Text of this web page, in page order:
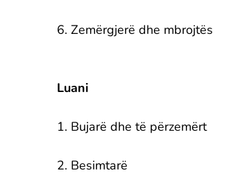
6. Zemërgjerë dhe mbrojtës
Luani
1. Bujarë dhe të përzemërt
2. Besimtarë